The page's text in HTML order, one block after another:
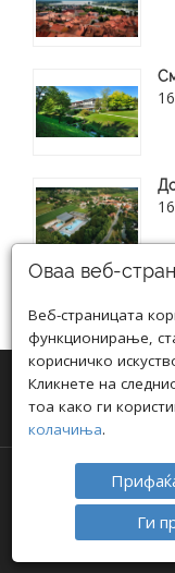
АВТОРСКИ ПРАВА ©
ПОЛИТИКА ЗА
ВЕБ-САЈТ ИЗРАБОТЕН
Оваа веб-
Веб-страницата
функционирање,
корисничко
Кликнете на
тоа како ги
колачиња.
Ги